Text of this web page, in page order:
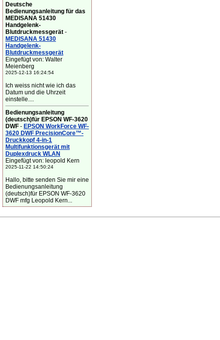
Deutsche
Bedienungsanleitung für das
MEDISANA 51430
Handgelenk-
Blutdruckmessgerät -
MEDISANA 51430
Handgelenk-
Blutdruckmessgerät
Eingefügt von: Walter
Meienberg
2025-12-13 16:24:54
Ich weiss nicht wie ich das
Datum und die Uhrzeit
einstelle....
Bedienungsanleitung
(deutsch)für EPSON WF-3620
DWF - EPSON WorkForce WF-
3620 DWF PrecisionCore™-
Druckkopf 4-in-1
Multifunktionsgerät mit
Duplexdruck WLAN
Eingefügt von: leopold Kern
2025-11-22 14:50:24
Hallo, bitte senden Sie mir eine
Bedienungsanleitung
(deutsch)für EPSON WF-3620
DWF mfg Leopold Kern...